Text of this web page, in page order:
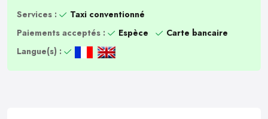
Services :
Taxi conventionné
Paiements acceptés :
Espèce
Carte bancaire
Langue(s) :